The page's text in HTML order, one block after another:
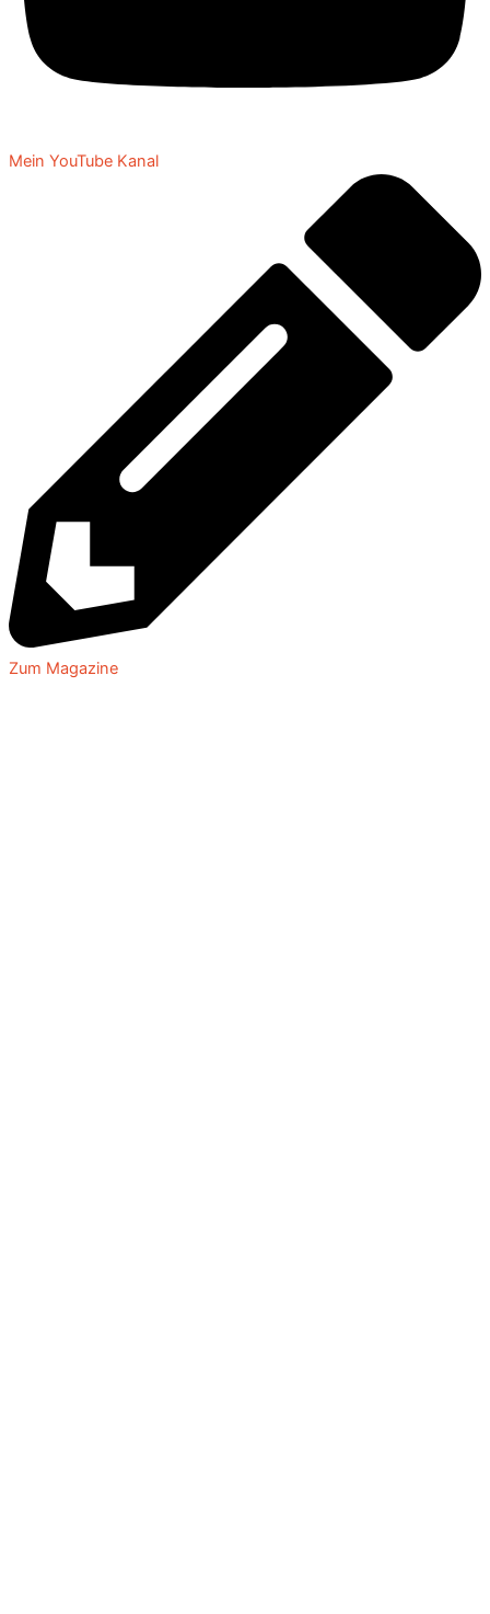
Mein YouTube Kanal
Zum Magazine